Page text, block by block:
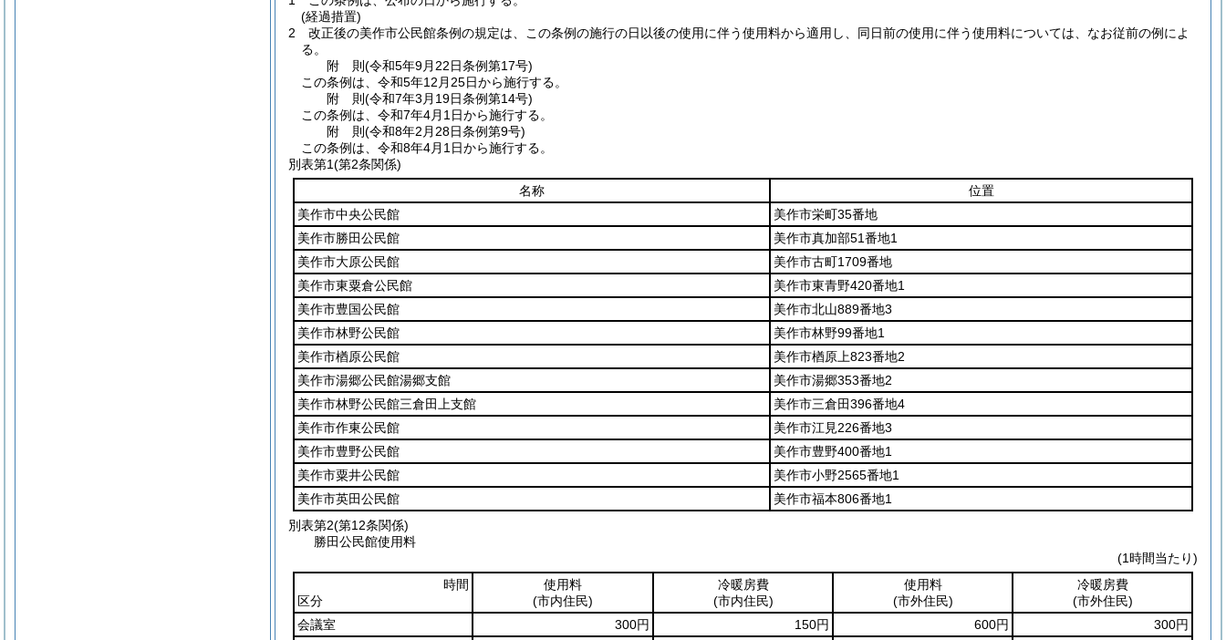
(経過措置)
2
改正後の美作市公民館条例の規定は、この条例の施行の日以後の使用に伴う使用料から適用し、同日前の使用に伴う使用料については、なお従前の例によ
る。
附 則(令和5年9月22日条例第17号)
この条例は、令和5年12月25日から施行する。
附 則(令和7年3月19日条例第14号)
この条例は、令和7年4月1日から施行する。
附 則(令和8年2月28日条例第9号)
この条例は、令和8年4月1日から施行する。
別表第1(第2条関係)
名称
位置
美作市中央公民館
美作市栄町35番地
美作市勝田公民館
美作市真加部51番地1
美作市大原公民館
美作市古町1709番地
美作市東粟倉公民館
美作市東青野420番地1
美作市豊国公民館
美作市北山889番地3
美作市林野公民館
美作市林野99番地1
美作市楢原公民館
美作市楢原上823番地2
美作市湯郷公民館湯郷支館
美作市湯郷353番地2
美作市林野公民館三倉田上支館
美作市三倉田396番地4
美作市作東公民館
美作市江見226番地3
美作市豊野公民館
美作市豊野400番地1
美作市粟井公民館
美作市小野2565番地1
美作市英田公民館
美作市福本806番地1
別表第2(第12条関係)
勝田公民館使用料
(1時間当たり)
時間
区分
使用料
(市内住民)
冷暖房費
(市内住民)
使用料
(市外住民)
冷暖房費
(市外住民)
会議室
300円 150円 600円
300円